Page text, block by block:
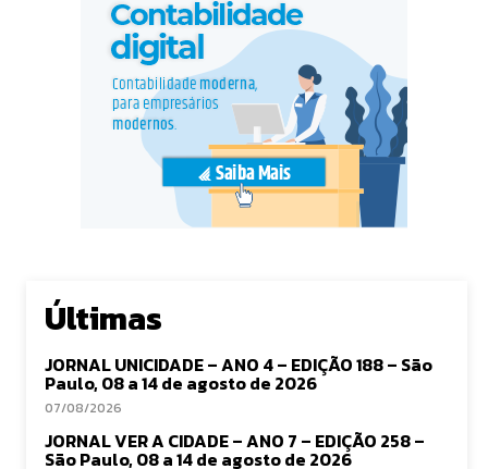
Últimas
JORNAL UNICIDADE – ANO 4 – EDIÇÃO 188 – São
Paulo, 08 a 14 de agosto de 2026
07/08/2026
JORNAL VER A CIDADE – ANO 7 – EDIÇÃO 258 –
São Paulo, 08 a 14 de agosto de 2026